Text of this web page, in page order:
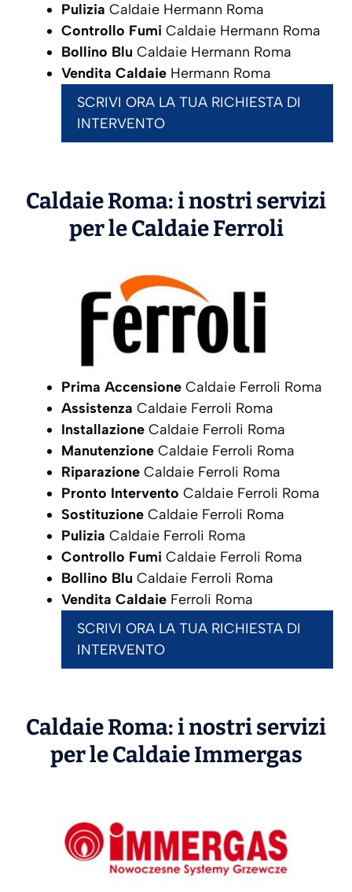
Pulizia Caldaie Hermann Roma
Controllo Fumi Caldaie Hermann Roma
Bollino Blu Caldaie Hermann Roma
Vendita Caldaie Hermann Roma
SCRIVI ORA LA TUA RICHIESTA DI
INTERVENTO
Caldaie Roma: i nostri servizi
per le CaldaieFerroli
Prima Accensione Caldaie Ferroli Roma
Assistenza Caldaie Ferroli Roma
Installazione Caldaie Ferroli Roma
Manutenzione Caldaie Ferroli Roma
Riparazione Caldaie Ferroli Roma
Pronto Intervento Caldaie Ferroli Roma
Sostituzione Caldaie Ferroli Roma
Pulizia Caldaie Ferroli Roma
Controllo Fumi Caldaie Ferroli Roma
Bollino Blu Caldaie Ferroli Roma
Vendita Caldaie Ferroli Roma
SCRIVI ORA LA TUA RICHIESTA DI
INTERVENTO
Caldaie Roma: i nostri servizi
per le CaldaieImmergas